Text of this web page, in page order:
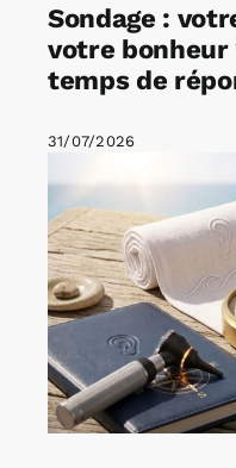
Sondage :
votre bonheur
temps de
31/07/2026